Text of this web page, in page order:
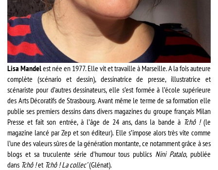
Lisa Mandelest née en 1977. Elle vit et travaille à Marseille. A la fois auteure
complète (scénario et dessin), dessinatrice de presse, illustratrice et
scénariste pour d’autres dessinateurs, elle s’est formée à l’école supérieure
des Arts Décoratifs de Strasbourg. Avant même le terme de sa formation elle
publie ses premiers dessins dans divers magazines du groupe français Milan
Presse et fait son entrée, à l’âge de 24 ans, dans la bande à Tchô !(le
magazine lancé par Zep et son éditeur). Elle s’impose alors très vite comme
l’une des valeurs sûres de la génération montante, ce notamment grâce à ses
blogs et sa truculente série d’humour tous publics Nini Patalo, publiée
dans Tchô !et Tchô ! La collec’(Glénat).